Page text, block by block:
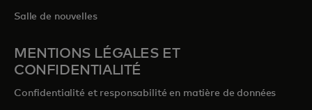
Salle de nouvelles
MENTIONS LÉGALES ET
CONFIDENTIALITÉ
Confidentialité et responsabilité en matière de données